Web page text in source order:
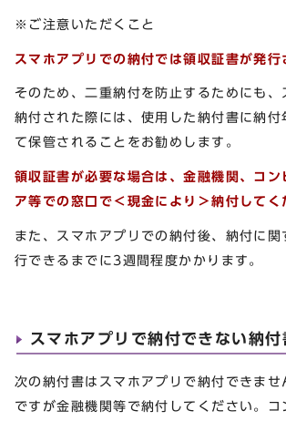
※ご注意いただくこと
スマホアプリでの納付では領収証書が発行
そのため、二重納付を防止するためにも、
納付された際には、使用した納付書に納付
て保管されることをお勧めします。
領収証書が必要な場合は、金融機関、コン
ア等での窓口で＜現金により＞納付してく
また、スマホアプリでの納付後、納付に関
行できるまでに3週間程度かかります。
スマホアプリで納付できない納付
次の納付書はスマホアプリで納付できませ
ですが金融機関等で納付してください。コ